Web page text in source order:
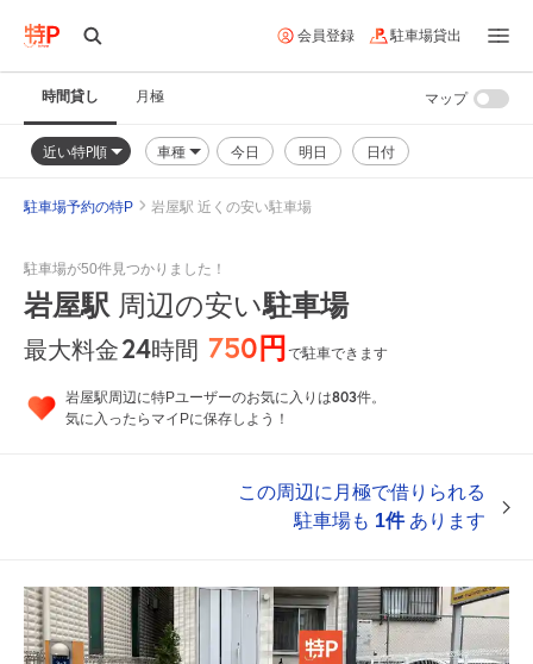
会員登録 駐車場貸出
時間貸し 月極
近い特P順 車種 今日 明日 日付
マップ
駐車場予約の特P 岩屋駅 近くの安い駐車場
駐車場が50件見つかりました！
岩屋駅 周辺の安い駐車場
最大料金24時間 750円で駐車できます
岩屋駅周辺に特Pユーザーのお気に入りは803件。
気に入ったらマイPに保存しよう！
この周辺に月極で借りられる
駐車場も 1件あります